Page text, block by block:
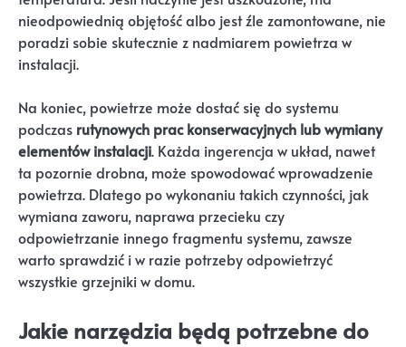
nieodpowiednią objętość albo jest źle zamontowane, nie
poradzi sobie skutecznie z nadmiarem powietrza w
instalacji.
Na koniec, powietrze może dostać się do systemu
podczas rutynowych prac konserwacyjnych lub wymiany
elementów instalacji. Każda ingerencja w układ, nawet
ta pozornie drobna, może spowodować wprowadzenie
powietrza. Dlatego po wykonaniu takich czynności, jak
wymiana zaworu, naprawa przecieku czy
odpowietrzanie innego fragmentu systemu, zawsze
warto sprawdzić i w razie potrzeby odpowietrzyć
wszystkie grzejniki w domu.
Jakie narzędzia będą potrzebne do